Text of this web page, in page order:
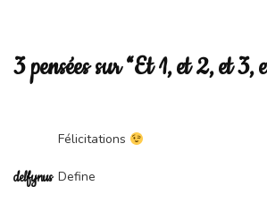
3 pensées sur “Et 1, et 2, et 3,
delfynus
Félicitations
Define